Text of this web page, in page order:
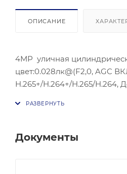
ОПИСАНИЕ
4МР уличная
цвет:0.028лк@(F2,0, AGC
H.265+/H.264+/H.265/H.264,
Документы